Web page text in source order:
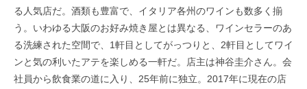
る人気店だ。酒類も豊富で、イタリア各州のワインも数多く揃
う。いわゆる大阪のお好み焼き屋とは異なる、ワインセラーのあ
る洗練された空間で、1軒目としてがっつりと、2軒目としてワイ
ンと気の利いたアテを楽しめる一軒だ。店主は神谷圭介さん。会
社員から飲食業の道に入り、25年前に独立。2017年に現在の店